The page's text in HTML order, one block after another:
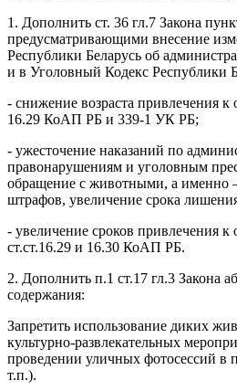
1. Дополнить ст. 36 гл.7 Закона
предусматривающими внесение
Республики Беларусь об
и в Уголовный Кодекс Республики
- снижение возраста привлечения к
16.29 КоАП РБ и 339-1 УК РБ;
- ужесточение наказаний по
правонарушениям и уголовным
обращение с животными, а именно
штрафов, увеличение срока
- увеличение сроков привлечения к
ст.ст.16.29 и 16.30 КоАП РБ.
2. Дополнить п.1 ст.17 гл.3 Закона
содержания:
Запретить использование диких
культурно-развлекательных
проведении уличных фотосессий в
т.п.).